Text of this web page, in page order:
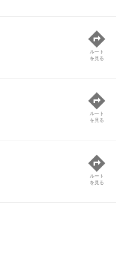
ルート
を見る
ルート
を見る
ルート
を見る